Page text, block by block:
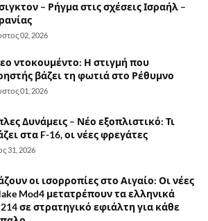
– Ρήγμα στις σχέσεις Ισραήλ –
02, 2026
ντοκουμέντο: Η στιγμή που
βάζει τη φωτιά στο Ρέθυμνο
01, 2026
Δυνάμεις – Νέο εξοπλιστικό: Τι
στα F-16, οι νέες φρεγάτες
31, 2026
οι ισορροπίες στο Αιγαίο: Οι νέες
Mod4 μετατρέπουν τα ελληνικά
214 σε στρατηγικό εφιάλτη για κάθε